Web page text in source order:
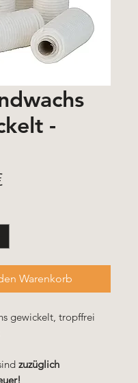
-
Preis
Warenkorb
gewickelt, tropffrei
zuzüglich